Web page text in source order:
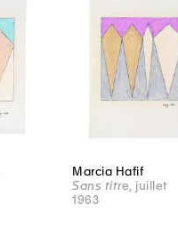
Marcia Hafif
Sans titre , juillet
1963